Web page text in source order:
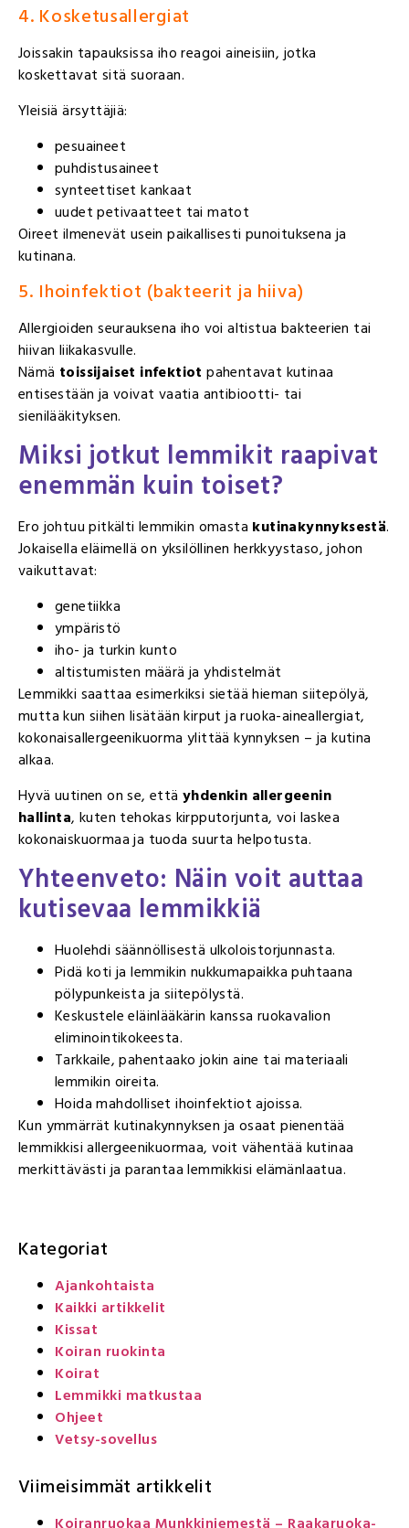
4. Kosketusallergiat
Joissakin tapauksissa iho reagoi aineisiin, jotka
koskettavat sitä suoraan.
Yleisiä ärsyttäjiä:
pesuaineet
puhdistusaineet
synteettiset kankaat
uudet petivaatteet tai matot
Oireet ilmenevät usein paikallisesti punoituksena ja
kutinana.
5. Ihoinfektiot (bakteerit ja hiiva)
Allergioiden seurauksena iho voi altistua bakteerien tai
hiivan liikakasvulle.
Nämä toissijaiset infektiot pahentavat kutinaa
entisestään ja voivat vaatia antibiootti- tai
sienilääkityksen.
Miksi jotkut lemmikit raapivat
enemmän kuin toiset?
Ero johtuu pitkälti lemmikin omasta kutinakynnyksestä.
Jokaisella eläimellä on yksilöllinen herkkyystaso, johon
vaikuttavat:
genetiikka
ympäristö
iho- ja turkin kunto
altistumisten määrä ja yhdistelmät
Lemmikki saattaa esimerkiksi sietää hieman siitepölyä,
mutta kun siihen lisätään kirput ja ruoka-aineallergiat,
kokonaisallergeenikuorma ylittää kynnyksen – ja kutina
alkaa.
Hyvä uutinen on se, että yhdenkin allergeenin
hallinta, kuten tehokas kirpputorjunta, voi laskea
kokonaiskuormaa ja tuoda suurta helpotusta.
Yhteenveto: Näin voit auttaa
kutisevaa lemmikkiä
Huolehdi säännöllisestä ulkoloistorjunnasta.
Pidä koti ja lemmikin nukkumapaikka puhtaana
pölypunkeista ja siitepölystä.
Keskustele eläinlääkärin kanssa ruokavalion
eliminointikokeesta.
Tarkkaile, pahentaako jokin aine tai materiaali
lemmikin oireita.
Hoida mahdolliset ihoinfektiot ajoissa.
Kun ymmärrät kutinakynnyksen ja osaat pienentää
lemmikkisi allergeenikuormaa, voit vähentää kutinaa
merkittävästi ja parantaa lemmikkisi elämänlaatua.
Kategoriat
Ajankohtaista
Kaikki artikkelit
Kissat
Koiran ruokinta
Koirat
Lemmikki matkustaa
Ohjeet
Vetsy-sovellus
Viimeisimmät artikkelit